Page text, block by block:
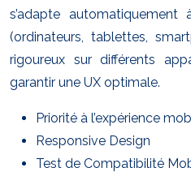
s’adapte
(ordinateurs, tablettes,
rigoureux sur différents
garantir une UX optimale.
Priorité à l’expérience
Responsive Design
Test de Compatibilité